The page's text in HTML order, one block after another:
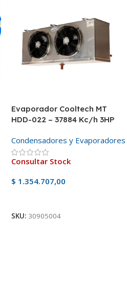
Evaporador Cooltech MT
HDD-022 – 37884 Kc/h 3HP
Condensadores y Evaporadores
Consultar Stock
$ 1.354.707,00
SKU: 30905004